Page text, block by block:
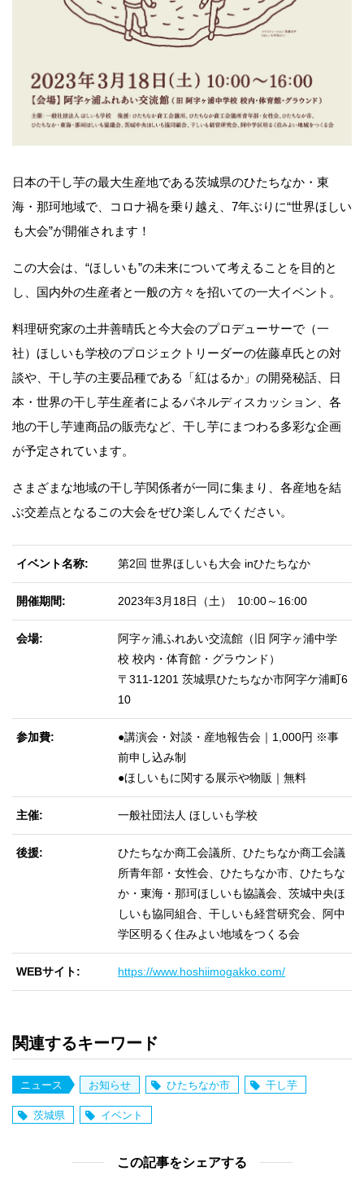
日本の干し芋の最大生産地である茨城県のひたちなか・東
海・那珂地域で、コロナ禍を乗り越え、7年ぶりに“世界ほしい
も大会”が開催されます！
この大会は、“ほしいも”の未来について考えることを目的と
し、国内外の生産者と一般の方々を招いての一大イベント。
料理研究家の土井善晴氏と今大会のプロデューサーで（一
社）ほしいも学校のプロジェクトリーダーの佐藤卓氏との対
談や、干し芋の主要品種である「紅はるか」の開発秘話、日
本・世界の干し芋生産者によるパネルディスカッション、各
地の干し芋連商品の販売など、干し芋にまつわる多彩な企画
が予定されています。
さまざまな地域の干し芋関係者が一同に集まり、各産地を結
ぶ交差点となるこの大会をぜひ楽しんでください。
イベント名称 第2回 世界ほしいも大会 inひたちなか
開催期間 2023年3月18日（土） 10:00～16:00
会場
阿字ヶ浦ふれあい交流館（旧 阿字ヶ浦中学
校 校内・体育館・グラウンド）
〒311-1201 茨城県ひたちなか市阿字ケ浦町6
10
参加費
●講演会・対談・産地報告会｜1,000円 ※事
前申し込み制
●ほしいもに関する展示や物販｜無料
主催 一般社団法人 ほしいも学校
後援
ひたちなか商工会議所、ひたちなか商工会議
所青年部・女性会、ひたちなか市、ひたちな
か・東海・那珂ほしいも協議会、茨城中央ほ
しいも協同組合、干しいも経営研究会、阿中
学区明るく住みよい地域をつくる会
WEBサイト https://www.hoshiimogakko.com/
関連するキーワード
ニュース お知らせ ひたちなか市 干し芋
茨城県 イベント
この記事をシェアする